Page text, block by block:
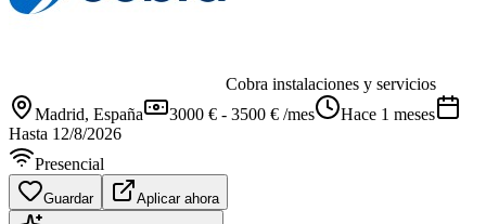
Cobra instalaciones y servicios
Madrid, España 3000 € - 3500 € /mes
Hace 1 meses
Hasta 12/8/2026
Presencial
Guardar Aplicar ahora